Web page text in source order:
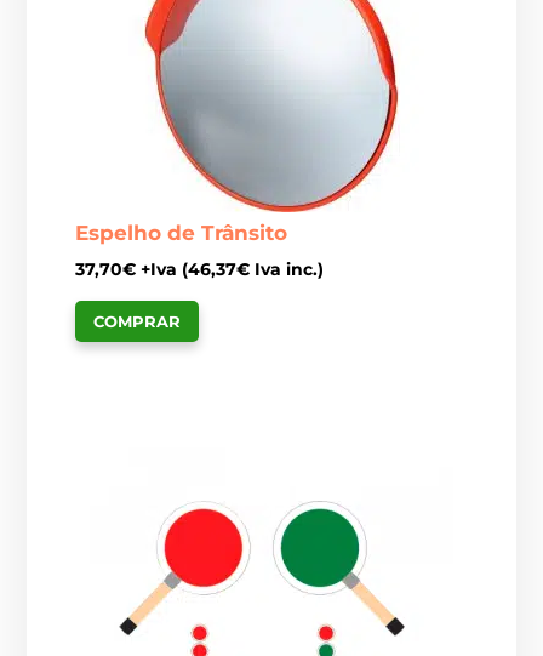
Espelho de Trânsito
37,70€ +Iva (46,37€ Iva inc.)
COMPRAR